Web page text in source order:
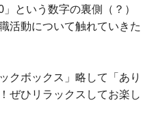
という数字の裏側（？）
活動について触れていきた
クボックス」略して「あり
ぜひリラックスしてお楽し